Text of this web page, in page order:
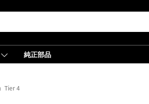
純正部品
Tier 4